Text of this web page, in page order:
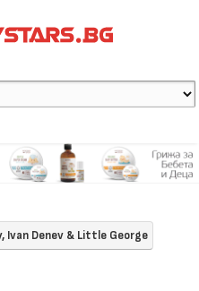
Ivan Denev & Little George